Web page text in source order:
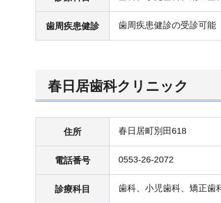
歯周疾患健診 歯周疾患健診の受診可能
春日居歯科クリニック
住所 春日居町別田618
電話番号 0553-26-2072
診療科目 歯科、小児歯科、矯正歯